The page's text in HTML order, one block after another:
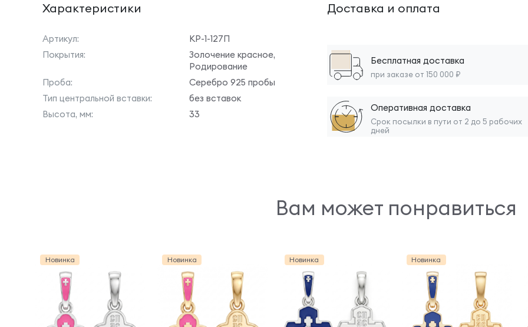
Характеристики
Артикул:
КР-1-127П
Покрытия:
Золочение красное,
Родирование
Проба:
Серебро 925 пробы
Тип центральной вставки:
без вставок
Высота, мм:
33
Доставка и оплата
Бесплатная доставка
при заказе от 150 000 ₽
Оперативная доставка
Срок посылки в пути от 2 до 5 рабочих
дней
Вам может понравиться
Новинка Новинка Новинка Новинка